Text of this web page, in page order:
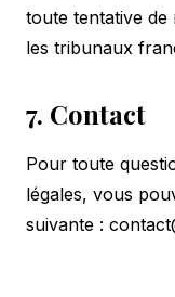
toute tentative
les tribunaux
7. Contact
Pour toute
légales, vous
suivante :